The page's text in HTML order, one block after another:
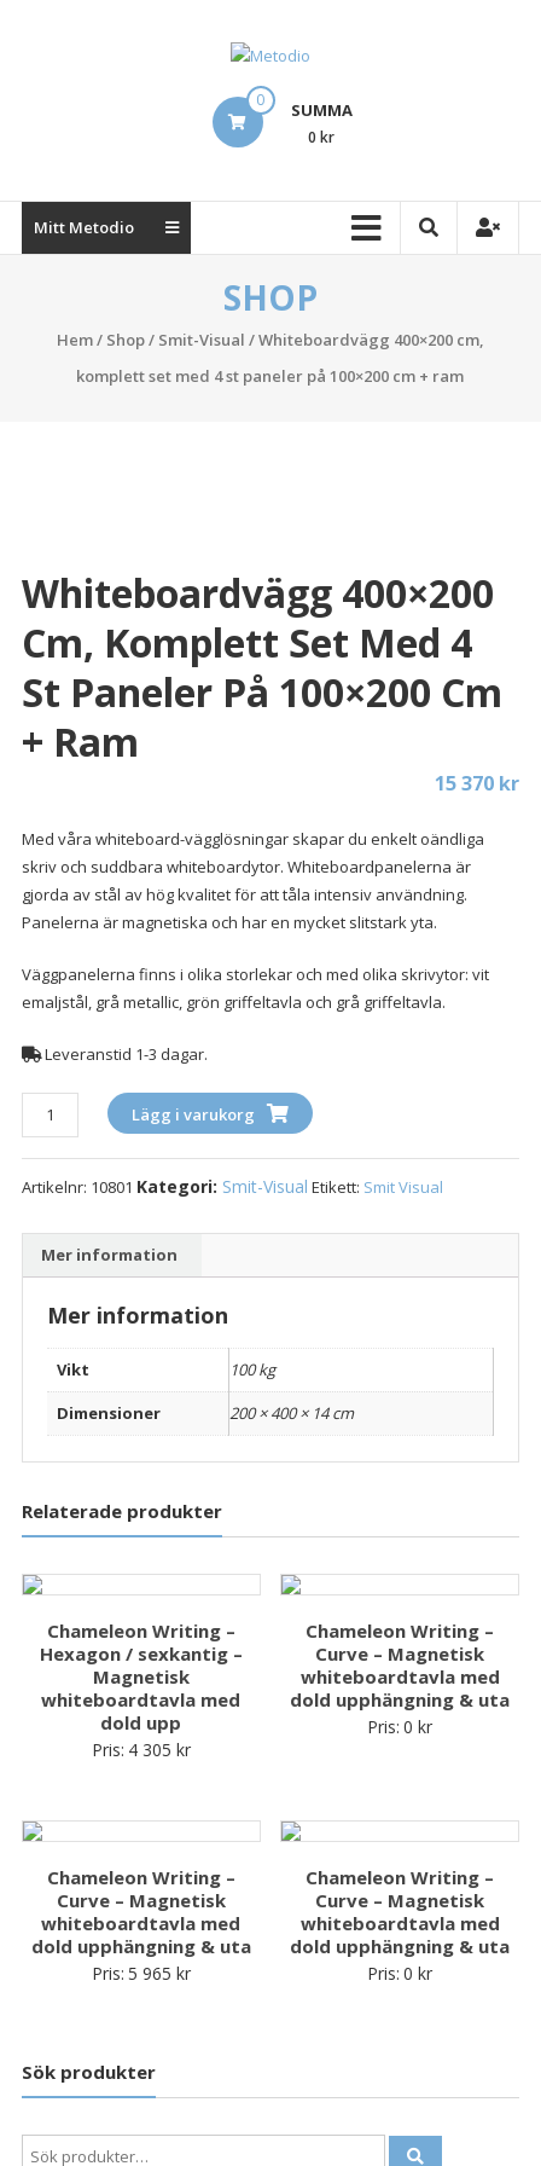
Management
Boards
0 SUMMA
0 kr
Mitt Metodio
SHOP
Hem/ Shop/ Smit-Visual / Whiteboardvägg 400×200 cm,
komplett set med 4 st paneler på 100×200 cm + ram
Whiteboardvägg 400×200
Cm, Komplett Set Med 4
St Paneler På 100×200 Cm
+ Ram
15 370 kr
Med våra whiteboard-vägglösningar skapar du enkelt oändliga
skriv och suddbara whiteboardytor. Whiteboardpanelerna är
gjorda av stål av hög kvalitet för att tåla intensiv användning.
Panelerna är magnetiska och har en mycket slitstark yta.
Väggpanelerna finns i olika storlekar och med olika skrivytor: vit
emaljstål, grå metallic, grön griffeltavla och grå griffeltavla.
Leveranstid 1-3 dagar.
Whiteboardvägg
400x200
cm,
komplett
4
paneler
100x200
ram
Lägg i varukorg
Artikelnr: 10801 Kategori: Smit-Visual Etikett: Smit Visual
Mer information
Mer information
Vikt
100 kg
Dimensioner
200 × 400 × 14 cm
Relaterade produkter
Chameleon Writing –
Hexagon / sexkantig –
Magnetisk
whiteboardtavla med
dold upp
Pris: 4 305 kr
Chameleon Writing –
Curve – Magnetisk
whiteboardtavla med
dold upphängning & uta
Pris: 0kr
Chameleon Writing –
Curve – Magnetisk
whiteboardtavla med
dold upphängning & uta
Pris: 5 965 kr
Chameleon Writing –
Curve – Magnetisk
whiteboardtavla med
dold upphängning & uta
Pris: 0kr
Sök produkter
Sök